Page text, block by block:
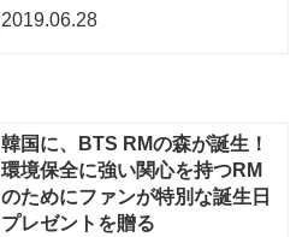
2019.06.28
韓国に、BTS RMの森が誕生！
環境保全に強い関心を持つRM
のためにファンが特別な誕生日
プレゼントを贈る